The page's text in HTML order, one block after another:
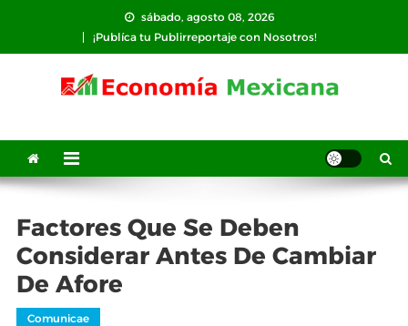
contenido
sábado, agosto 08, 2026
¡Publíca tu Publirreportaje con Nosotros!
Factores Que Se Deben
Considerar Antes De Cambiar
De Afore
Comunicae